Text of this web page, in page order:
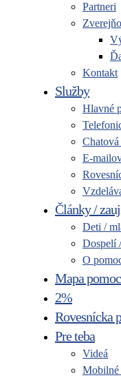
Partneri
Kontakt
Služby
Hlavné
Chatová
E-
Články /
Deti /
Dospelí
O
Mapa
2%
Rovesnícka
Pre teba
Videá
Mobilné